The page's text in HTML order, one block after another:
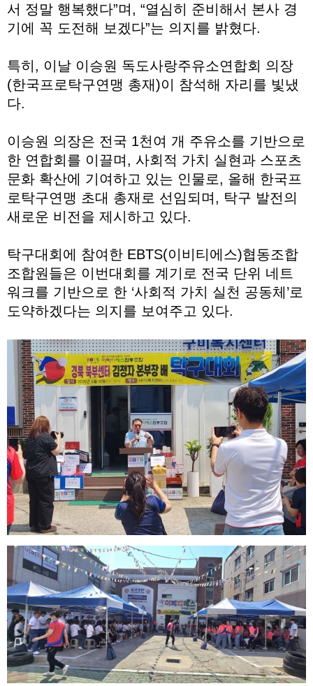
서 정말 행복했다”며, “열심히 준비해서 본사 경
기에 꼭 도전해 보겠다”는 의지를 밝혔다.
특히, 이날 이승원 독도사랑주유소연합회 의장
(한국프로탁구연맹 총재)이 참석해 자리를 빛냈
다.
이승원 의장은 전국 1천여 개 주유소를 기반으로
한 연합회를 이끌며, 사회적 가치 실현과 스포츠
문화 확산에 기여하고 있는 인물로, 올해 한국프
로탁구연맹 초대 총재로 선임되며, 탁구 발전의
새로운 비전을 제시하고 있다.
탁구대회에 참여한 EBTS(이비티에스)협동조합
조합원들은 이번대회를 계기로 전국 단위 네트
워크를 기반으로 한 ‘사회적 가치 실천 공동체’로
도약하겠다는 의지를 보여주고 있다.